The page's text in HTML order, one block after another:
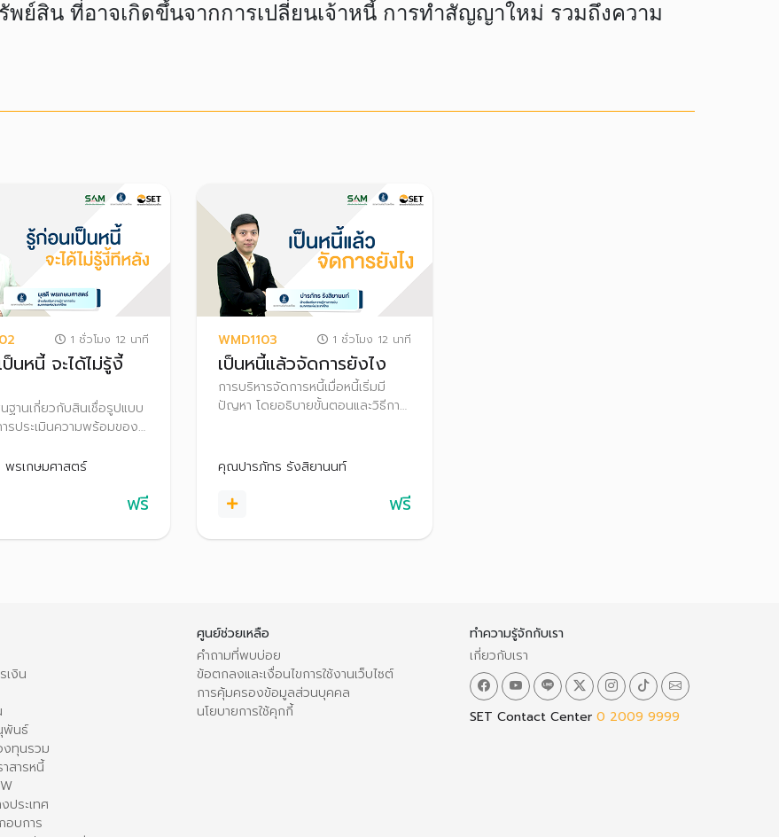
พย์สิน ที่อาจเกิดขึ้นจากการเปลี่ยนเจ้าหนี้ การทำสัญญาใหม่ รวมถึงความ
1 ชั่วโมง 12 นาที
นหนี้ จะได้ไม่รู้งี้
ฐานเกี่ยวกับสินเชื่อรูปแบบ
รประเมินความพร้อมของ
ที่กำลังตัดสินใจจะขอสิน
รเกษมศาสตร์
ฟรี
WMD1103 1 ชั่วโมง 12 นาที
เป็นหนี้แล้วจัดการยังไง
การบริหารจัดการหนี้เมื่อหนี้เริ่มมี
ปัญหา โดยอธิบายขั้นตอนและวิธีการ
เหมาะกับผู้ที่เป็นหนี้แล้ว หรือผู้ที่ภาระ
หนี้เริ่มพอกพูนกังวลว่าจะมีปัญหาใน
อนาคต
คุณปารภัทร รังสิยานนท์
ฟรี
เงิน
พันธ์
งทุนรวม
สารหนี้
ประเทศ
อบการ
ศูนย์ช่วยเหลือ
คำถามที่พบบ่อย
ข้อตกลงและเงื่อนไขการใช้งานเว็บไซต์
การคุ้มครองข้อมูลส่วนบุคคล
นโยบายการใช้คุกกี้
ทำความรู้จักกับเรา
เกี่ยวกับเรา
SET Contact Center 0 2009 9999